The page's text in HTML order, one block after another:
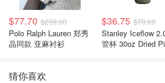
$77.70 $259.00
Polo Ralph Lauren 郑秀
晶同款 亚麻衬衫
$36.75 $70.00
Stanley Iceflow 2.0 吸
管杯 30oz Dried
猜你喜欢